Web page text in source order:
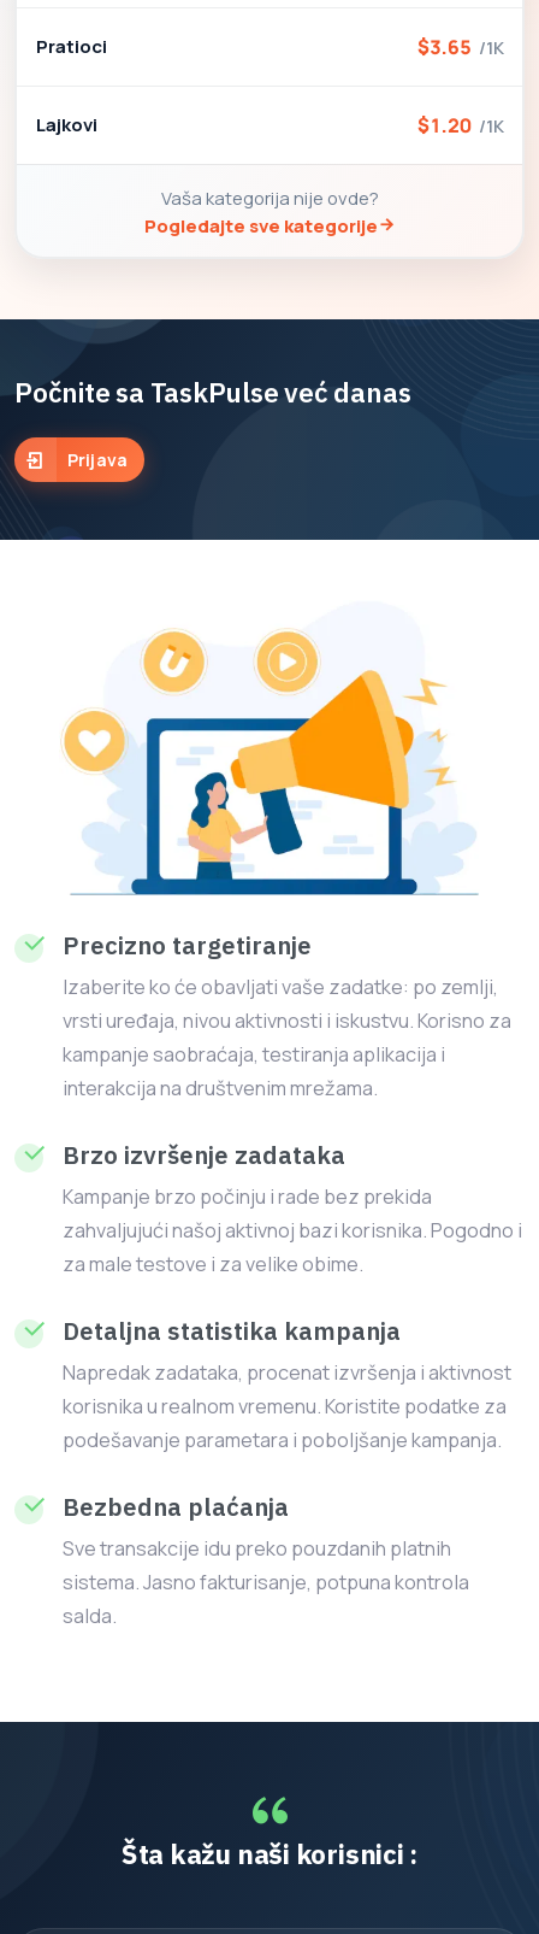
Pratioci $3.65 /1K
Lajkovi $1.20 /1K
Vaša kategorija nije ovde?
Pogledajte sve kategorije
Počnite sa TaskPulse već danas
Prijava
Precizno targetiranje
Izaberite ko će obavljati vaše zadatke: po zemlji,
vrsti uređaja, nivou aktivnosti i iskustvu. Korisno za
kampanje saobraćaja, testiranja aplikacija i
interakcija na društvenim mrežama.
Brzo izvršenje zadataka
Kampanje brzo počinju i rade bez prekida
zahvaljujući našoj aktivnoj bazi korisnika. Pogodno i
za male testove i za velike obime.
Detaljna statistika kampanja
Napredak zadataka, procenat izvršenja i aktivnost
korisnika u realnom vremenu. Koristite podatke za
podešavanje parametara i poboljšanje kampanja.
Bezbedna plaćanja
Sve transakcije idu preko pouzdanih platnih
sistema. Jasno fakturisanje, potpuna kontrola
salda.
Šta kažu naši korisnici :